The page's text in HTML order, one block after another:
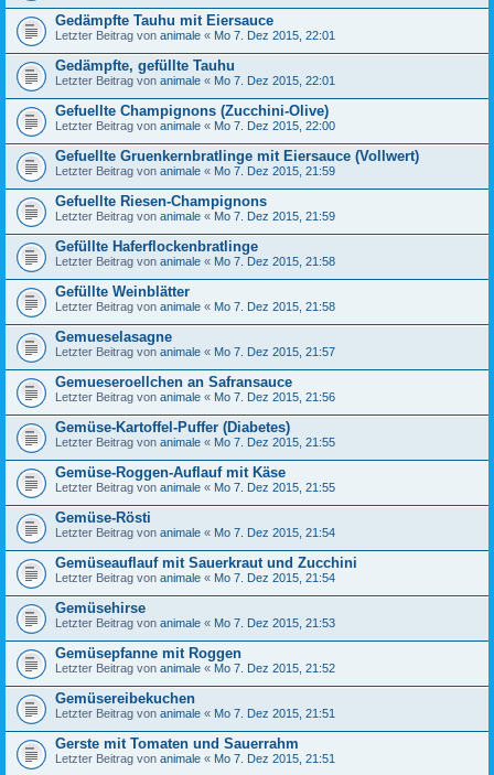
Gedämpfte Tauhu mit Eiersauce
Letzter Beitrag von animale « Mo 7. Dez 2015, 22:01
Gedämpfte, gefüllte Tauhu
Letzter Beitrag von animale « Mo 7. Dez 2015, 22:01
Gefuellte Champignons (Zucchini-Olive)
Letzter Beitrag von animale « Mo 7. Dez 2015, 22:00
Gefuellte Gruenkernbratlinge mit Eiersauce (Vollwert)
Letzter Beitrag von animale « Mo 7. Dez 2015, 21:59
Gefuellte Riesen-Champignons
Letzter Beitrag von animale « Mo 7. Dez 2015, 21:59
Gefüllte Haferflockenbratlinge
Letzter Beitrag von animale « Mo 7. Dez 2015, 21:58
Gefüllte Weinblätter
Letzter Beitrag von animale « Mo 7. Dez 2015, 21:58
Gemueselasagne
Letzter Beitrag von animale « Mo 7. Dez 2015, 21:57
Gemueseroellchen an Safransauce
Letzter Beitrag von animale « Mo 7. Dez 2015, 21:56
Gemüse-Kartoffel-Puffer (Diabetes)
Letzter Beitrag von animale « Mo 7. Dez 2015, 21:55
Gemüse-Roggen-Auflauf mit Käse
Letzter Beitrag von animale « Mo 7. Dez 2015, 21:55
Gemüse-Rösti
Letzter Beitrag von animale « Mo 7. Dez 2015, 21:54
Gemüseauflauf mit Sauerkraut und Zucchini
Letzter Beitrag von animale « Mo 7. Dez 2015, 21:54
Gemüsehirse
Letzter Beitrag von animale « Mo 7. Dez 2015, 21:53
Gemüsepfanne mit Roggen
Letzter Beitrag von animale « Mo 7. Dez 2015, 21:52
Gemüsereibekuchen
Letzter Beitrag von animale « Mo 7. Dez 2015, 21:51
Gerste mit Tomaten und Sauerrahm
Letzter Beitrag von animale « Mo 7. Dez 2015, 21:51